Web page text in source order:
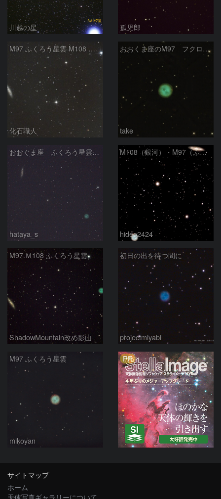
川越の星 孤児郎
M97 ふくろう星雲 M108 おおぐま座
化石職人
おおくま座のM97 フクロウ星雲
take
おおぐま座 ふくろう星雲(M97)とM108銀河 2026/02/19
hataya_s
M108（銀河）・M97（ふくろう星雲）
hideo2424
M97.Ｍ108 ふくろう星雲
ShadowMountain改め影山
初日の出を待つ間に
projectmiyabi
M97 ふくろう星雲
mikoyan
PR
サイトマップ
ホーム
天体写真ギャラリーについて